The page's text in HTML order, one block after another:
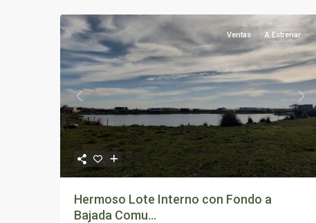
Previous Next
Ventas A Estrenar
Hermoso Lote Interno con Fondo a
Bajada Comu...